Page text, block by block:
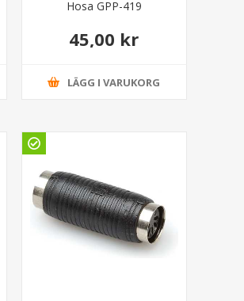
Hosa GPP-419
45,00 kr
LÄGG I VARUKORG